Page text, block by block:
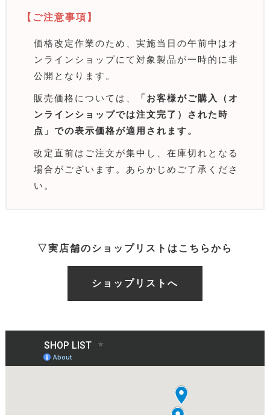
【ご注意事項】
価格改定作業のため、実施当日の午前中はオ
ンラインショップにて対象製品が一時的に非
公開となります。
販売価格については、
「お客様がご購入（オ
ンラインショップでは注文完了）された時
点」での表示価格が適用されます。
改定直前はご注文が集中し、在庫切れとなる
場合がございます。あらかじめご了承くださ
い。
▽実店舗のショップリストはこちらから
ショップリストへ